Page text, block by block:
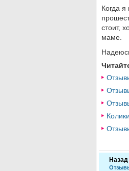
Когда
стоит,
маме.
Назад